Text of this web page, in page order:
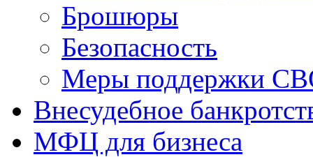
Брошюры
Безопасность
Меры поддержки
Внесудебное
МФЦ для бизнеса